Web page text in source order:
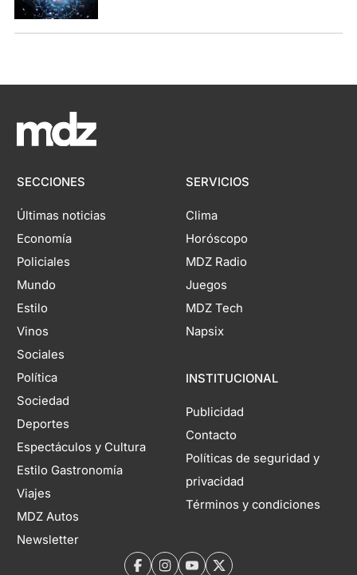
SECCIONES
Últimas noticias
Economía
Policiales
Mundo
Estilo
Vinos
Sociales
Política
Sociedad
Deportes
Espectáculos y Cultura
Estilo Gastronomía
Viajes
MDZ Autos
Newsletter
SERVICIOS
Clima
Horóscopo
MDZ Radio
Juegos
MDZ Tech
Napsix
INSTITUCIONAL
Publicidad
Contacto
Políticas de seguridad y
privacidad
Términos y condiciones